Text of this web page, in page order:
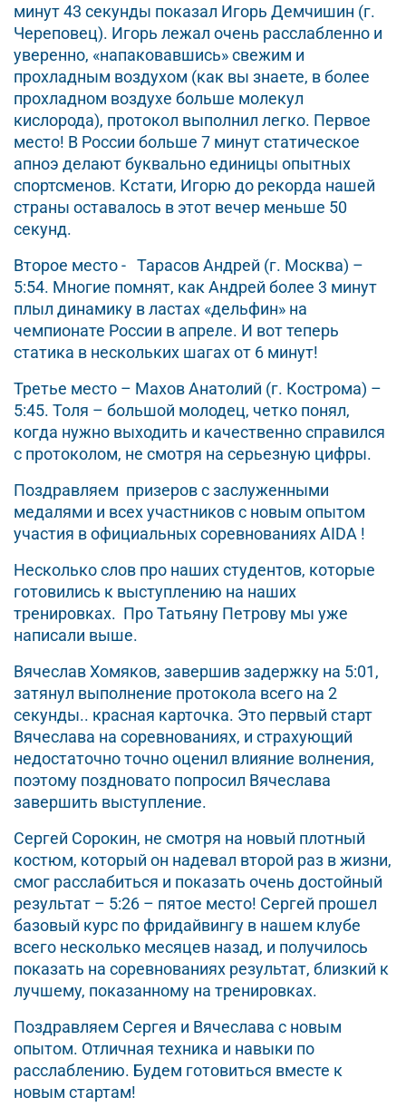
минут 43 секунды показал Игорь Демчишин (г.
Череповец). Игорь лежал очень расслабленно и
уверенно, «напаковавшись» свежим и
прохладным воздухом (как вы знаете, в более
прохладном воздухе больше молекул
кислорода), протокол выполнил легко. Первое
место! В России больше 7 минут статическое
апноэ делают буквально единицы опытных
спортсменов. Кстати, Игорю до рекорда нашей
страны оставалось в этот вечер меньше 50
секунд.
Второе место - Тарасов Андрей (г. Москва) –
5:54. Многие помнят, как Андрей более 3 минут
плыл динамику в ластах «дельфин» на
чемпионате России в апреле. И вот теперь
статика в нескольких шагах от 6 минут!
Третье место – Махов Анатолий (г. Кострома) –
5:45. Толя – большой молодец, четко понял,
когда нужно выходить и качественно справился
с протоколом, не смотря на серьезную цифры.
Поздравляем призеров с заслуженными
медалями и всех участников с новым опытом
участия в официальных соревнованиях AIDA !
Несколько слов про наших студентов, которые
готовились к выступлению на наших
тренировках. Про Татьяну Петрову мы уже
написали выше.
Вячеслав Хомяков, завершив задержку на 5:01,
затянул выполнение протокола всего на 2
секунды.. красная карточка. Это первый старт
Вячеслава на соревнованиях, и страхующий
недостаточно точно оценил влияние волнения,
поэтому поздновато попросил Вячеслава
завершить выступление.
Сергей Сорокин, не смотря на новый плотный
костюм, который он надевал второй раз в жизни,
смог расслабиться и показать очень достойный
результат – 5:26 – пятое место! Сергей прошел
базовый курс по фридайвингу в нашем клубе
всего несколько месяцев назад, и получилось
показать на соревнованиях результат, близкий к
лучшему, показанному на тренировках.
Поздравляем Сергея и Вячеслава с новым
опытом. Отличная техника и навыки по
расслаблению. Будем готовиться вместе к
новым стартам!